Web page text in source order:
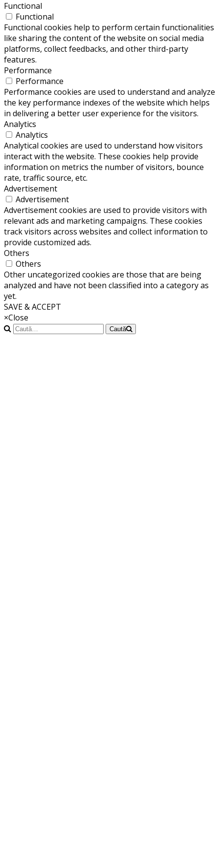
Functional
Functional
Functional cookies help to perform certain functionalities
like sharing the content of the website on social media
platforms, collect feedbacks, and other third-party
features.
Performance
Performance
Performance cookies are used to understand and analyze
the key performance indexes of the website which helps
in delivering a better user experience for the visitors.
Analytics
Analytics
Analytical cookies are used to understand how visitors
interact with the website. These cookies help provide
information on metrics the number of visitors, bounce
rate, traffic source, etc.
Advertisement
Advertisement
Advertisement cookies are used to provide visitors with
relevant ads and marketing campaigns. These cookies
track visitors across websites and collect information to
provide customized ads.
Others
Others
Other uncategorized cookies are those that are being
analyzed and have not been classified into a category as
yet.
SAVE & ACCEPT
×Close
Caută